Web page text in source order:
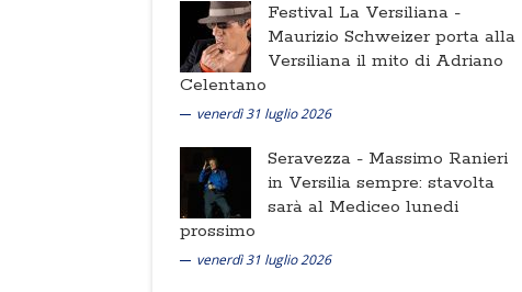
Festival La Versiliana -
Maurizio Schweizer porta alla
Versiliana il mito di Adriano
Celentano
venerdì 31 luglio 2026
Seravezza - Massimo Ranieri
in Versilia sempre: stavolta
sarà al Mediceo lunedi
prossimo
venerdì 31 luglio 2026